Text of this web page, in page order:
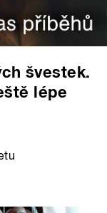
švestek.
lépe